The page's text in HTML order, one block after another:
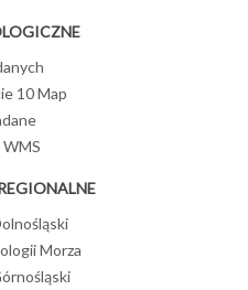
10 Map
WMS
Morza